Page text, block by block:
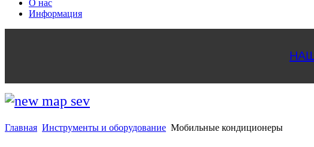
О нас
Информация
Главная Инструменты и оборудование Мобильные кондиционеры